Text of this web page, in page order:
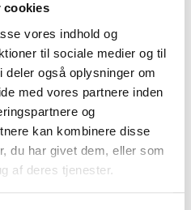
cookies
vores indhold og
til sociale medier og til
også oplysninger om
med vores partnere inden
og
kan kombinere disse
du har givet dem, eller som
af deres tjenester.
af kendte
udvalg af kendte
og andre spændende
til fast lav pris.
Uglecare.dk her